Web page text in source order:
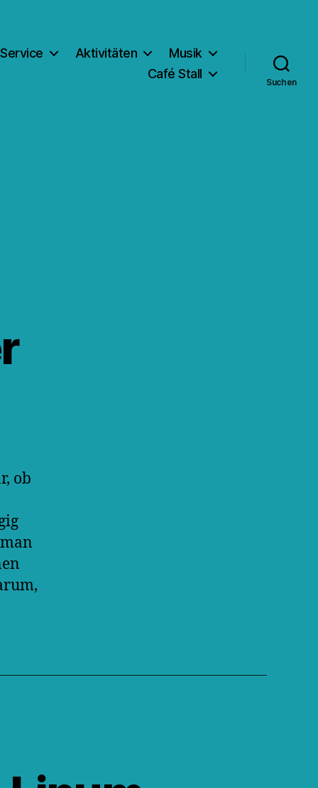
Service Aktivitäten
Musik
Café Stall
Suchen
ob